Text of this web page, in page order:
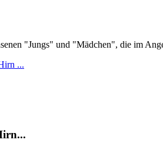
"Jungs" und "Mädchen", die im